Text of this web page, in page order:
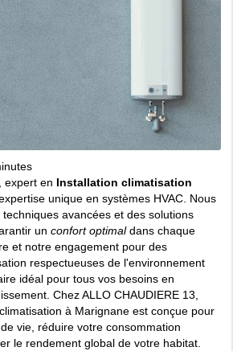
expert en Installation climatisation
unique en systèmes HVAC. Nous
avancées et des solutions
un confort optimaldans chaque
et notre engagement pour des
respectueuses de l'environnement
idéal pour tous vos besoins en
Chez ALLO CHAUDIERE 13,
à Marignane est conçue pour
vie, réduire votre consommation
le rendement global de votre habitat.